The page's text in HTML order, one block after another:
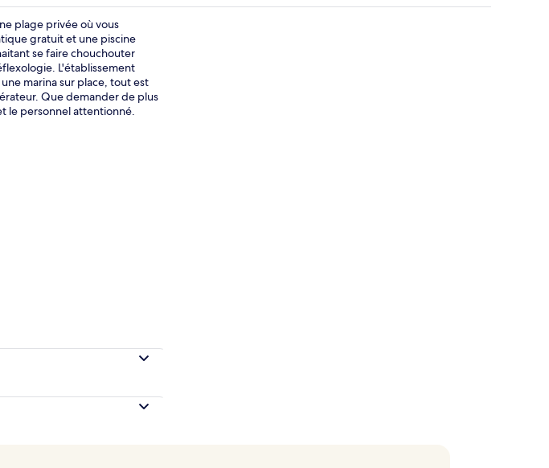
Vue de la chambre
plage privée où vous
gratuit et une piscine
se faire chouchouter
L'établissement
marina sur place, tout est
Que demander de plus
le personnel attentionné.